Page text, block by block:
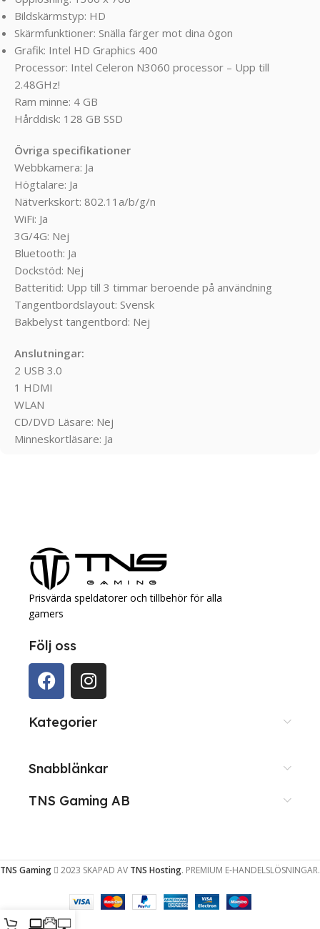
Bildskärmstyp: HD
Skärmfunktioner: Snälla färger mot dina ögon
Grafik: Intel HD Graphics 400
Processor: Intel Celeron N3060 processor – Upp till
2.48GHz!
Ram minne: 4 GB
Hårddisk: 128 GB SSD
Övriga specifikationer
Webbkamera: Ja
Högtalare: Ja
Nätverkskort: 802.11a/b/g/n
WiFi: Ja
3G/4G: Nej
Bluetooth: Ja
Dockstöd: Nej
Batteritid: Upp till 3 timmar beroende på användning
Tangentbordslayout: Svensk
Bakbelyst tangentbord: Nej
Anslutningar:
2 USB 3.0
1 HDMI
WLAN
CD/DVD Läsare: Nej
Minneskortläsare: Ja
Prisvärda speldatorer och tillbehör för alla
gamers
Följ oss
Kategorier
Snabblänkar
TNS Gaming AB
TNS Gaming 2023 SKAPAD AV TNS Hosting. PREMIUM E-HANDELSLÖSNINGAR.